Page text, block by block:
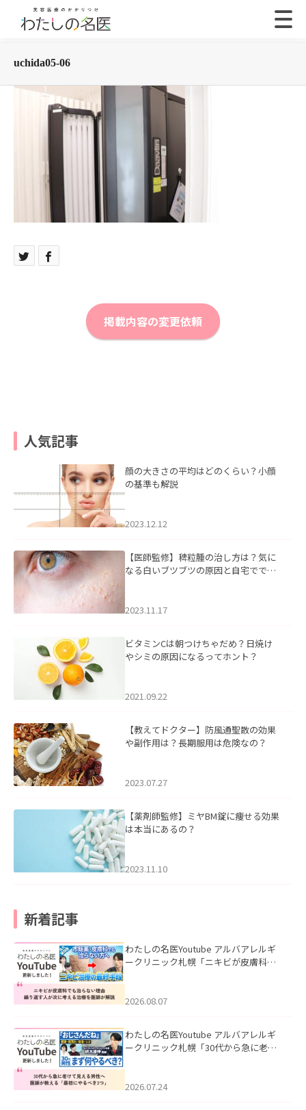
uchida05-06
掲載内容の変更依頼
人気記事
顔の大きさの平均はどのくらい？小顔
の基準も解説
2023.12.12
【医師監修】稗粒腫の治し方は？気に
なる白いブツブツの原因と自宅ででき
2023.11.17
ビタミンCは朝つけちゃだめ？日焼け
やシミの原因になるってホント？
2021.09.22
【教えてドクター】防風通聖散の効果
や副作用は？長期服用は危険なの？
2023.07.27
【薬剤師監修】ミヤBM錠に痩せる効果
は本当にあるの？
2023.11.10
新着記事
わたしの名医Youtube アルバアレルギ
ークリニック札幌「ニキビが皮膚科で
ました。
2026.08.07
わたしの名医Youtube アルバアレルギ
ークリニック札幌「30代から急に老け
た。
2026.07.24